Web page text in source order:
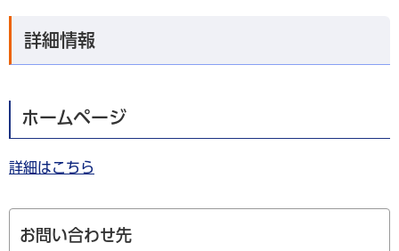
詳細情報
ホームページ
詳細はこちら
お問い合わせ先